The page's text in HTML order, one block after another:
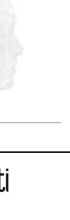
sostiene il
0 e 6 anni, con
e fragilità
di crescita
asili nido
Fondazione
la lettura
e servizi
di
la
scuole e